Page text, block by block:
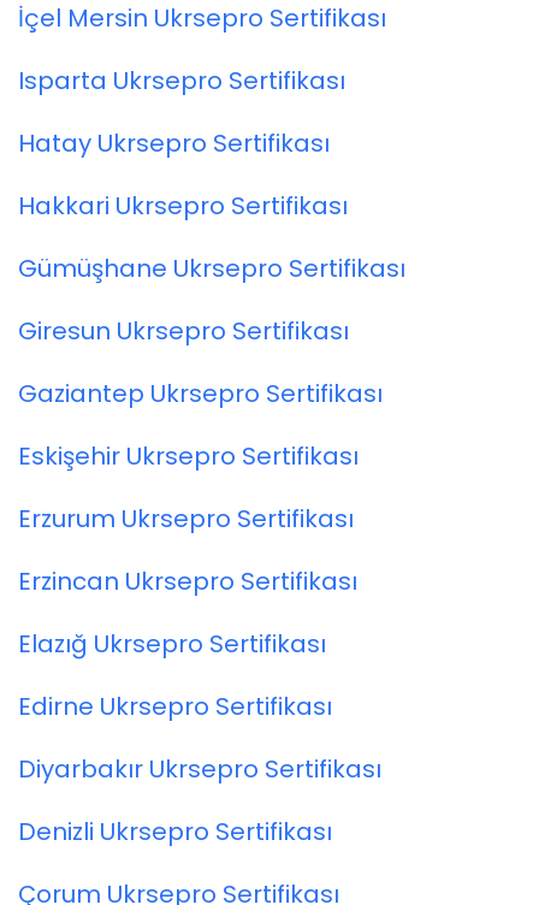
İçel Mersin Ukrsepro Sertifikası
Isparta Ukrsepro Sertifikası
Hatay Ukrsepro Sertifikası
Hakkari Ukrsepro Sertifikası
Gümüşhane Ukrsepro Sertifikası
Giresun Ukrsepro Sertifikası
Gaziantep Ukrsepro Sertifikası
Eskişehir Ukrsepro Sertifikası
Erzurum Ukrsepro Sertifikası
Erzincan Ukrsepro Sertifikası
Elazığ Ukrsepro Sertifikası
Edirne Ukrsepro Sertifikası
Diyarbakır Ukrsepro Sertifikası
Denizli Ukrsepro Sertifikası
Çorum Ukrsepro Sertifikası